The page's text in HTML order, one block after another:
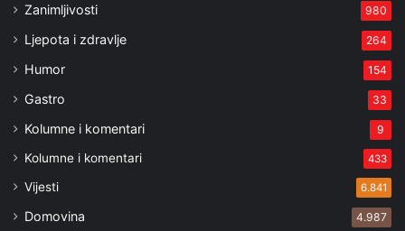
Zanimljivosti 980
Ljepota i zdravlje 264
Humor 154
Gastro 33
Kolumne i komentari 9
Kolumne i komentari 433
Vijesti 6.841
Domovina 4.987